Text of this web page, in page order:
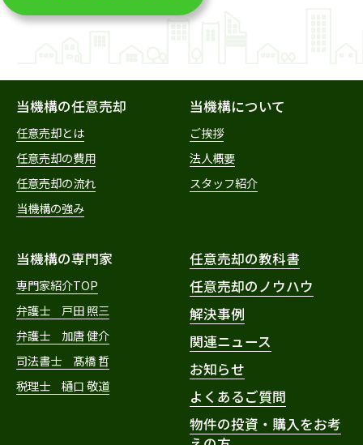
当機構の任意売却
任意売却とは
任意売却の費用
任意売却の流れ
当機構の強み
当機構について
ご挨拶
法人概要
スタッフ紹介
当機構の専門家
専門家紹介TOP
弁護士 戸田 照三
弁護士 加唐 健介
司法書士 髙橋 哲
税理士 樋口 敬道
任意売却の教科書
任意売却のノウハウ
解決事例
関連ニュース
お知らせ
よくあるご質問
物件の投資・購入をお考